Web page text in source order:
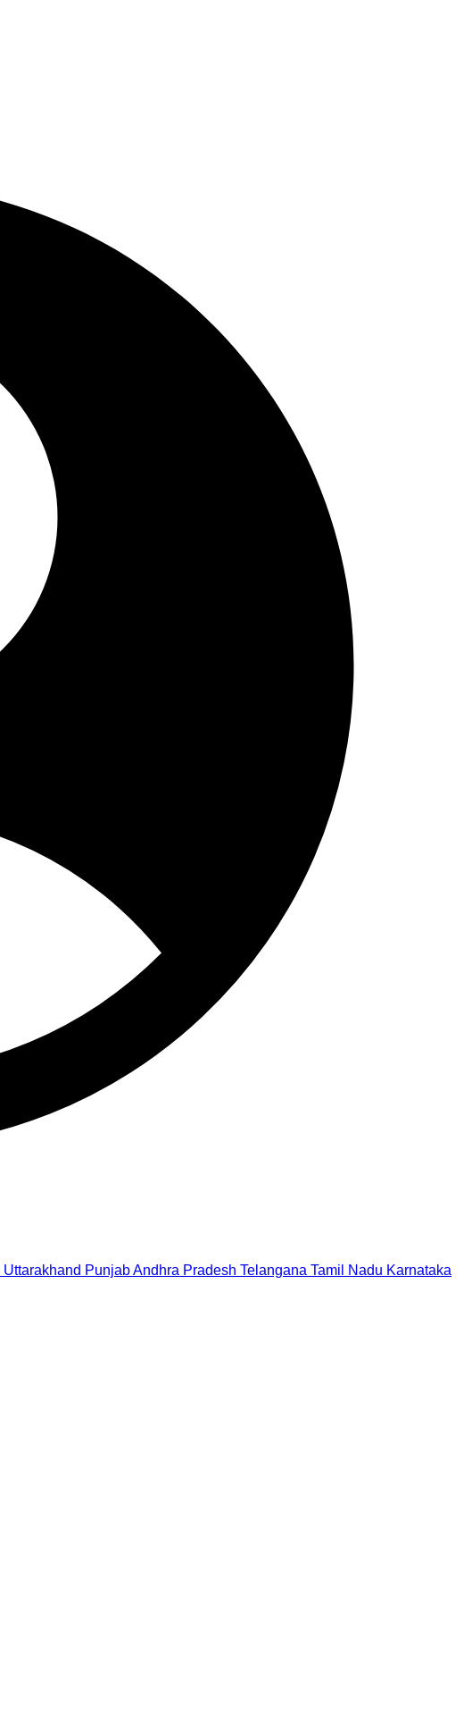
Uttarakhand PunjabAndhra Pradesh Telangana Tamil Nadu Karnataka